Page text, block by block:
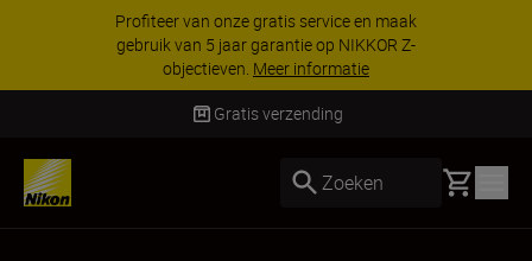
Profiteer van onze gratis service en maak
gebruik van 5 jaar garantie op NIKKOR Z-
objectieven. Meer informatie
Gratis verzending
Zoeken Basket